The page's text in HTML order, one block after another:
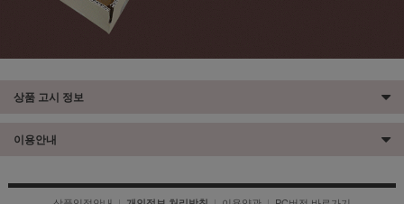
상품 고시 정보
이용안내